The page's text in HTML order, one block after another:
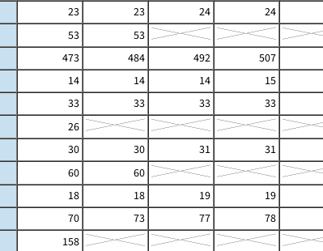
23 23 24 24
53
53
473 484 492 507
14 14 14 15
33 33 33 33
26
30 30 31 31
60
60
18 18 19 19
70 73 77 78
158